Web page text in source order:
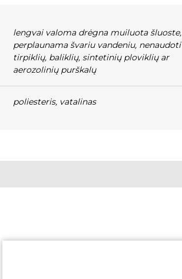
lengvai valoma drėgna muiluota šluoste,
perplaunama švariu vandeniu, nenaudoti
tirpiklių, baliklių, sintetinių ploviklių ar
aerozolinių purškalų
poliesteris, vatalinas